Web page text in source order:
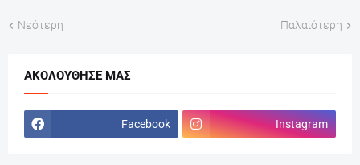
Νεότερη Παλαιότερη
ΑΚΟΛΟΎΘΗΣΕ ΜΑΣ
Facebook Instagram